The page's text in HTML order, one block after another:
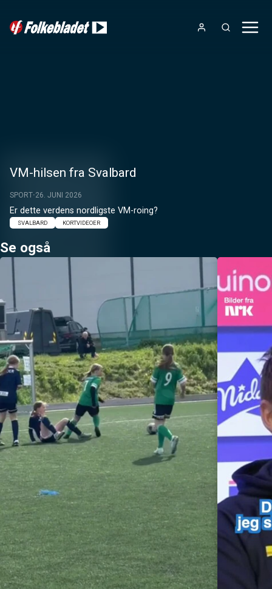
VM-hilsen fra Svalbard
SPORT 26. JUNI 2026
Er dette verdens nordligste VM-roing?
SVALBARD KORTVIDEOER
Se også